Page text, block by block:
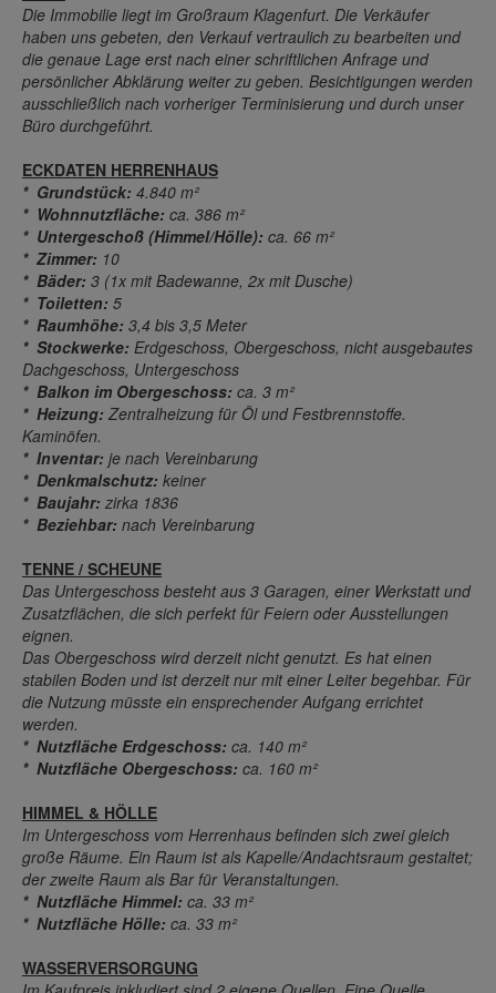
Die Immobilie liegt im Großraum Klagenfurt. Die Verkäufer
haben uns gebeten, den Verkauf vertraulich zu bearbeiten und
die genaue Lage erst nach einer schriftlichen Anfrage und
persönlicher Abklärung weiter zu geben. Besichtigungen werden
ausschließlich nach vorheriger Terminisierung und durch unser
Büro durchgeführt.
ECKDATEN HERRENHAUS
* Grundstück: 4.840 m²
* Wohnnutzfläche: ca. 386 m²
* Untergeschoß (Himmel/Hölle): ca. 66 m²
* Zimmer: 10
* Bäder: 3 (1x mit Badewanne, 2x mit Dusche)
* Toiletten: 5
* Raumhöhe: 3,4 bis 3,5 Meter
* Stockwerke: Erdgeschoss, Obergeschoss, nicht ausgebautes
Dachgeschoss, Untergeschoss
* Balkon im Obergeschoss: ca. 3 m²
* Heizung: Zentralheizung für Öl und Festbrennstoffe.
Kaminöfen.
* Inventar: je nach Vereinbarung
* Denkmalschutz: keiner
* Baujahr: zirka 1836
* Beziehbar: nach Vereinbarung
TENNE / SCHEUNE
Das Untergeschoss besteht aus 3 Garagen, einer Werkstatt und
Zusatzflächen, die sich perfekt für Feiern oder Ausstellungen
eignen.
Das Obergeschoss wird derzeit nicht genutzt. Es hat einen
stabilen Boden und ist derzeit nur mit einer Leiter begehbar. Für
die Nutzung müsste ein ensprechender Aufgang errichtet
werden.
* Nutzfläche Erdgeschoss: ca. 140 m²
* Nutzfläche Obergeschoss: ca. 160 m²
HIMMEL & HÖLLE
Im Untergeschoss vom Herrenhaus befinden sich zwei gleich
große Räume. Ein Raum ist als Kapelle/Andachtsraum gestaltet;
der zweite Raum als Bar für Veranstaltungen.
* Nutzfläche Himmel: ca. 33 m²
* Nutzfläche Hölle: ca. 33 m²
WASSERVERSORGUNG